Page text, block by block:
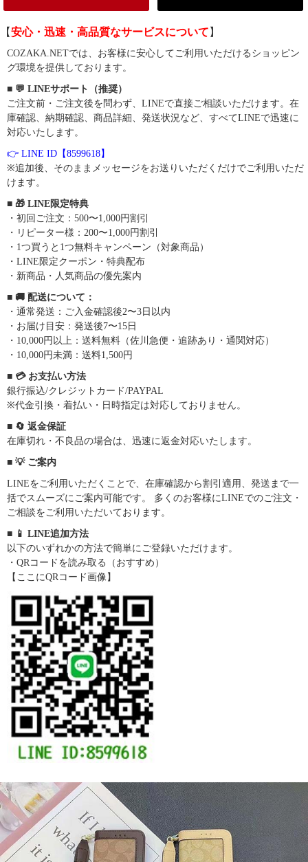
【安心・迅速・高品質なサービスについて 】
COZAKA.NETでは、お客様に安心してご利用いただけるショッピン
グ環境を提供しております。
■ 💬 LINEサポート（推奨）
ご注文前・ご注文後を問わず、LINEで直接ご相談いただけます。在
庫確認、納期確認、商品詳細、発送状況など、すべてLINEで迅速に
対応いたします。
👉 LINE ID【8599618】
※追加後、そのままメッセージをお送りいただくだけでご利用いただ
けます。
■ 🎁 LINE限定特典
・初回ご注文：500〜1,000円割引
・リピーター様：200〜1,000円割引
・1つ買うと1つ無料キャンペーン（対象商品）
・LINE限定クーポン・特典配布
・新商品・人気商品の優先案内
■ 🚚 配送について：
・通常発送：ご入金確認後2〜3日以内
・お届け目安：発送後7〜15日
・10,000円以上：送料無料（佐川急便・追跡あり・通関対応）
・10,000円未満：送料1,500円
■ 💳 お支払い方法
銀行振込/クレジットカード/PAYPAL
※代金引換・着払い・日時指定は対応しておりません。
■ 🔄 返金保証
在庫切れ・不良品の場合は、迅速に返金対応いたします。
■ 💡 ご案内
LINEをご利用いただくことで、在庫確認から割引適用、発送まで一
括でスムーズにご案内可能です。 多くのお客様にLINEでのご注文・
ご相談をご利用いただいております。
■ 📱 LINE追加方法
以下のいずれかの方法で簡単にご登録いただけます。
・QRコードを読み取る（おすすめ）
【ここにQRコード画像】